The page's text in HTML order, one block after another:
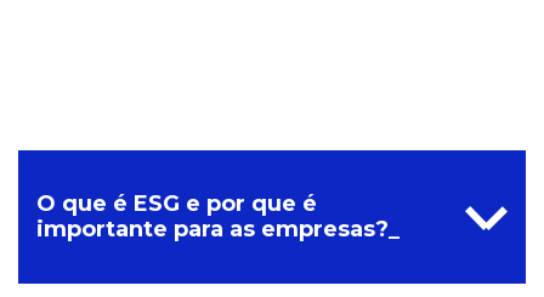
O que é ESG e por que é
importante para as empresas?_